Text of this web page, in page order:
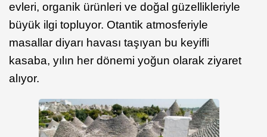
evleri, organik ürünleri ve doğal güzellikleriyle
büyük ilgi topluyor. Otantik atmosferiyle
masallar diyarı havası taşıyan bu keyifli
kasaba, yılın her dönemi yoğun olarak ziyaret
alıyor.